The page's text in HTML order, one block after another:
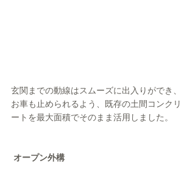
玄関までの動線はスムーズに出入りができ、
お車も止められるよう、既存の土間コンクリ
ートを最大面積でそのまま活用しました。
オープン外構